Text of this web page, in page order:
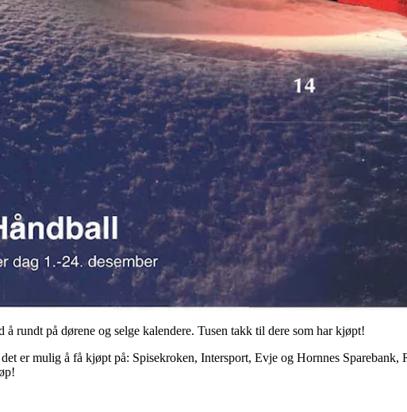
å rundt på dørene og selge kalendere. Tusen takk til dere som har kjøpt!
er mulig å få kjøpt på: Spisekroken, Intersport, Evje og Hornnes Sparebank,